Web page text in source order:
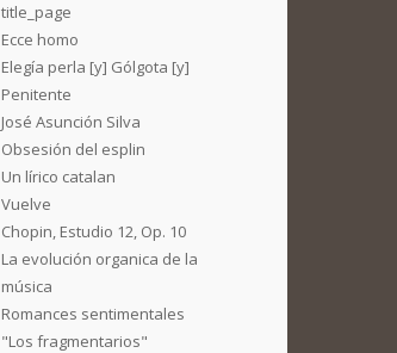
title_page
Ecce homo
Elegía perla [y] Gólgota [y]
Penitente
José Asunción Silva
Obsesión del esplin
Un lírico catalan
Vuelve
Chopin, Estudio 12, Op. 10
La evolución organica de la
música
Romances sentimentales
"Los fragmentarios"